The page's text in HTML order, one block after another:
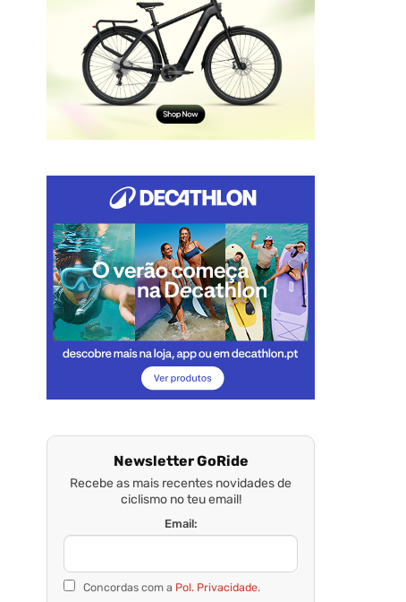
Newsletter GoRide
Recebe as mais recentes novidades de
ciclismo no teu email!
Email:
Concordas com a Pol. Privacidade.